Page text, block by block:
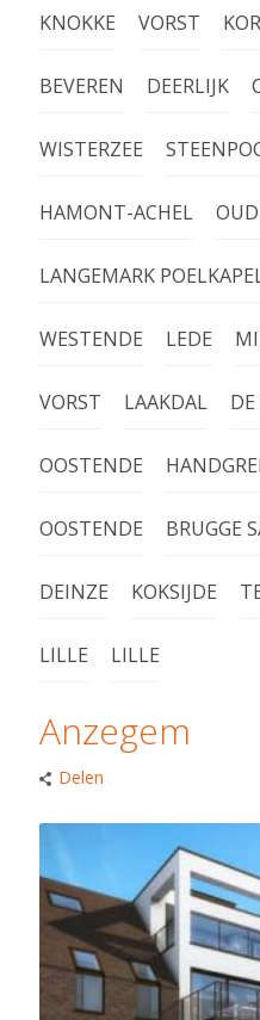
KNOKKE VORST
BEVEREN DEERLIJK
WISTERZEE
HAMONT-ACHEL
LANGEMARK
WESTENDE LEDE
VORST LAAKDAL
OOSTENDE
OOSTENDE BRUGGE
DEINZE KOKSIJDE
LILLE LILLE
Anzegem
Delen